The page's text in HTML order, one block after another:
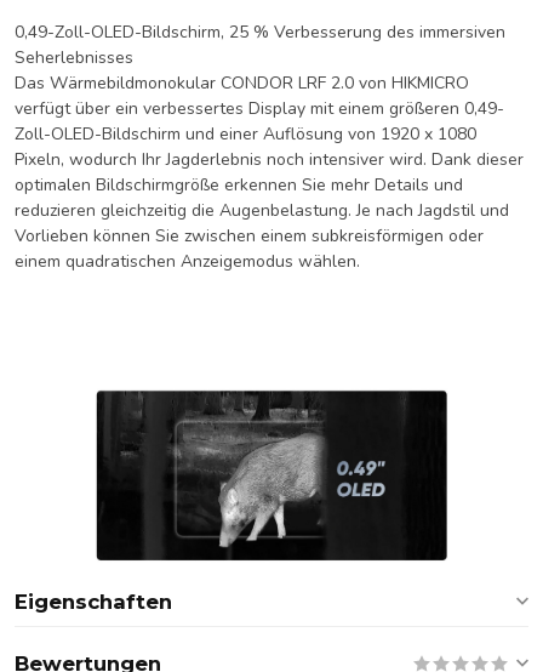
0,49-Zoll-OLED-Bildschirm, 25 % Verbesserung des immersiven
Seherlebnisses
Das Wärmebildmonokular CONDOR LRF 2.0 von HIKMICRO
verfügt über ein verbessertes Display mit einem größeren 0,49-
Zoll-OLED-Bildschirm und einer Auflösung von 1920 x 1080
Pixeln, wodurch Ihr Jagderlebnis noch intensiver wird. Dank dieser
optimalen Bildschirmgröße erkennen Sie mehr Details und
reduzieren gleichzeitig die Augenbelastung. Je nach Jagdstil und
Vorlieben können Sie zwischen einem subkreisförmigen oder
einem quadratischen Anzeigemodus wählen.
Eigenschaften
Bewertungen